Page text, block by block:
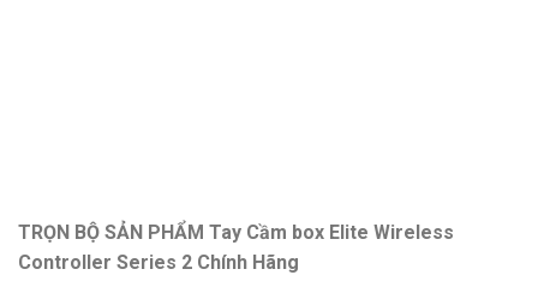
TRỌN BỘ SẢN PHẨM Tay Cầm box Elite Wireless
Controller Series 2 Chính Hãng